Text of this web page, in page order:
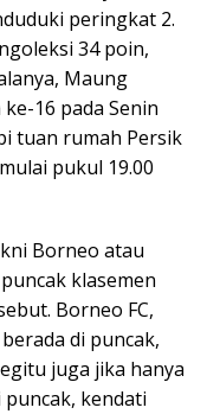
peringkat 2.
34 poin,
Maung
16 pada Senin
tuan rumah Persik
pukul 19.00
Borneo atau
klasemen
Borneo FC,
di puncak,
juga jika hanya
kendati